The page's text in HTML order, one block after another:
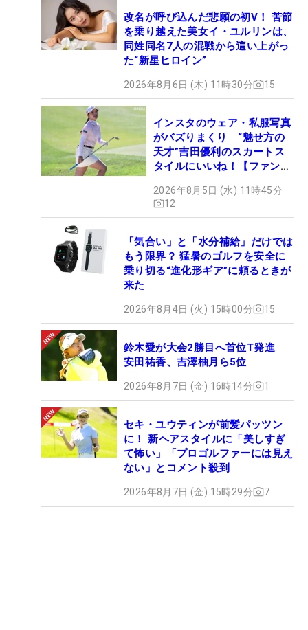
改名が呼び込んだ悲願の初V！ 苦節
を乗り越えた美女イ・ユルリンは、
同姓同名7人の混戦から這い上がっ
た“新星ヒロイン”
2026年8月6日 (木) 11時30分 15
インスタのウェア・私服写真
がバズりまくり “魅せ方の
天才”吉田優利のスカートス
タイルにいいね！【ファンが
2026年8月5日 (水) 11時45分
12
「気合い」と「水分補給」だけでは
もう限界？ 猛暑のゴルフを安全に
乗り切る“進化形ギア”に頼るときが
来た
2026年8月4日 (火) 15時00分 15
鈴木愛が大会2勝目へ首位T発進
安田祐香、吉澤柚月ら5位
2026年8月7日 (金) 16時14分 1
セキ・ユウティンが前髪パッツン
に！ 新ヘアスタイルに「美しすぎ
て怖い」「プロゴルファーには見え
ない」とコメント殺到
2026年8月7日 (金) 15時29分 7